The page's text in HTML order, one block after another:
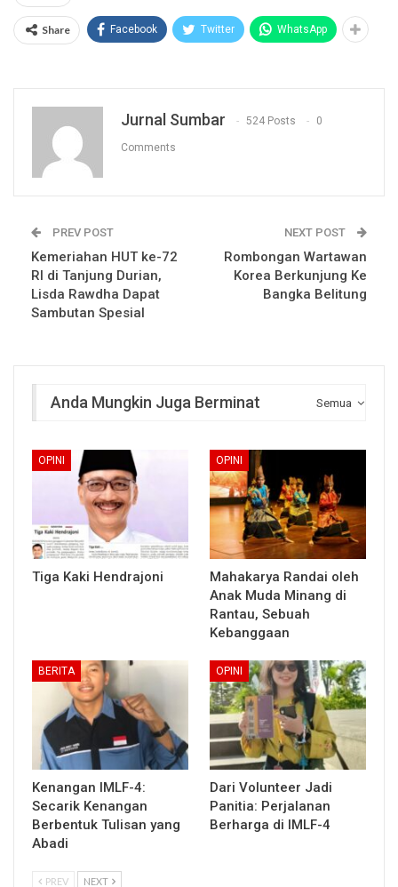
Share Facebook Twitter WhatsApp
Jurnal Sumbar 524 Posts 0
Comments
PREV POST
Kemeriahan HUT ke-72
RI di Tanjung Durian,
Lisda Rawdha Dapat
Sambutan Spesial
NEXT POST
Rombongan Wartawan
Korea Berkunjung Ke
Bangka Belitung
Semua
Anda Mungkin Juga Berminat
OPINI
Tiga Kaki Hendrajoni
OPINI
Mahakarya Randai oleh
Anak Muda Minang di
Rantau, Sebuah
Kebanggaan
BERITA
Kenangan IMLF-4:
Secarik Kenangan
Berbentuk Tulisan yang
Abadi
OPINI
Dari Volunteer Jadi
Panitia: Perjalanan
Berharga di IMLF-4
PREV NEXT